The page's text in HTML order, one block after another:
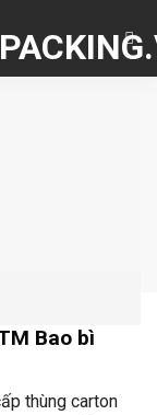
Bao bì
thùng carton